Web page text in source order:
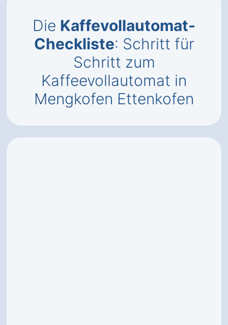
Die Kaffevollautomat-
Checkliste: Schritt für
Schritt zum
Kaffeevollautomat in
Mengkofen Ettenkofen